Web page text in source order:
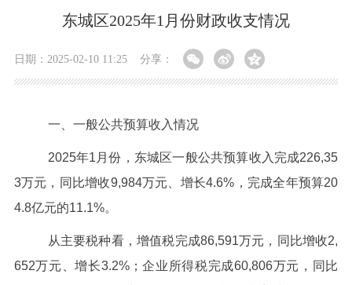
东城区2025年1月份财政收支情况
日期：2025-02-10 11:25 分享：
一、一般公共预算收入情况
2025年1月份，东城区一般公共预算收入完成226,35
3万元，同比增收9,984万元、增长4.6%，完成全年预算20
4.8亿元的11.1%。
从主要税种看，增值税完成86,591万元，同比增收2,
652万元、增长3.2%；企业所得税完成60,806万元，同比